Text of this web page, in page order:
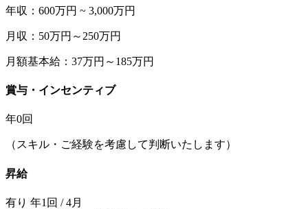
年収：600万円 ~ 3,000万円
月収：50万円～250万円
月額基本給：37万円～185万円
賞与・インセンティブ
年0回
（スキル・ご経験を考慮して判断いたします）
昇給
有り 年1回 / 4月